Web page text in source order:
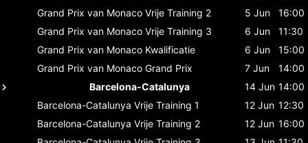
Grand Prix van Monaco Vrije Training 2 5 Jun
16:00
Grand Prix van Monaco Vrije Training 3 6 Jun
11:30
Grand Prix van Monaco Kwalificatie 6 Jun
15:00
Grand Prix van Monaco Grand Prix 7 Jun
14:00
Barcelona-Catalunya
14 Jun 14:00
Barcelona-Catalunya Vrije Training 1 12 Jun 12:30
Barcelona-Catalunya Vrije Training 2 12 Jun 16:00